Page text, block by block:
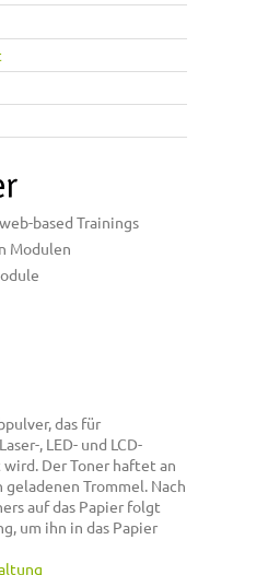
based Trainings
Modulen
das für
, LED- und LCD-
Der Toner haftet an
Trommel. Nach
auf das Papier folgt
um ihn in das Papier